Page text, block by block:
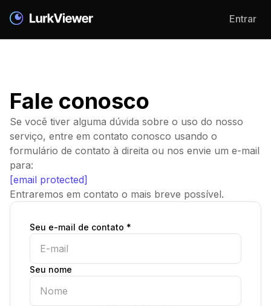
Entrar
Fale conosco
Se você tiver alguma dúvida sobre o uso do nosso
serviço, entre em contato conosco usando o
formulário de contato à direita ou nos envie um e-mail
para:
[email protected]
Entraremos em contato o mais breve possível.
Seu e-mail de contato *
Seu nome